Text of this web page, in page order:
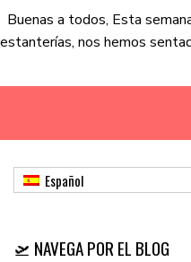
Buenas a todos, Esta
estanterías, nos hemos
Español
🛫 NAVEGA POR EL BLOG